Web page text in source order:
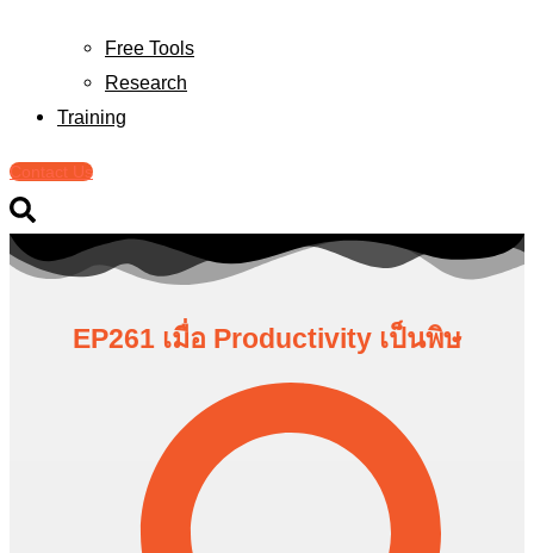
Free Tools
Research
Training
Contact Us
EP261 เมื่อ Productivity เป็นพิษ